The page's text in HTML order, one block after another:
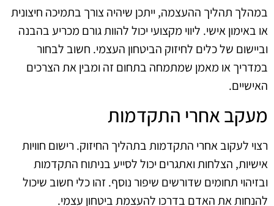
במהלך תהליך ההעצמה, ייתכן שיהיה צורך בתמיכה חיצונית
או באימון אישי. ליווי מקצועי יכול להוות גורם מכריע בהבנה
וביישום של כלים לחיזוק הביטחון העצמי. חשוב לבחור
במדריך או מאמן שמתמחה בתחום זה ומבין את הצרכים
האישיים.
מעקב אחרי התקדמות
רצוי לעקוב אחרי התקדמות בתהליך החיזוק. רישום חוויות
אישיות, הצלחות ואתגרים יכול לסייע בניתוח התקדמות
ובזיהוי תחומים שדורשים שיפור נוסף. זהו כלי חשוב שיכול
להנחות את האדם בדרכו להעצמת ביטחון עצמי.